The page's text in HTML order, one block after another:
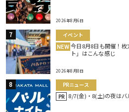
2026年8月6日
イベント
NEW 今日8月8日も開催！
ト」はこんな感じ
2026年8月8日
PRニュース
PR 8/7(金)・8(土)の夜はバ